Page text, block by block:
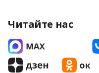
Читайте нас